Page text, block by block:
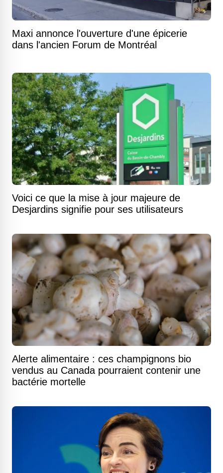
Maxi annonce l'ouverture d'une épicerie
dans l'ancien Forum de Montréal
Voici ce que la mise à jour majeure de
Desjardins signifie pour ses utilisateurs
Alerte alimentaire : ces champignons bio
vendus au Canada pourraient contenir une
bactérie mortelle